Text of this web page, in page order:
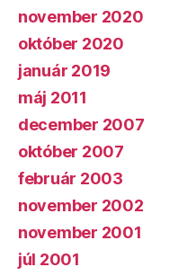
november 2020
október 2020
január 2019
máj 2011
december 2007
október 2007
február 2003
november 2002
november 2001
júl 2001